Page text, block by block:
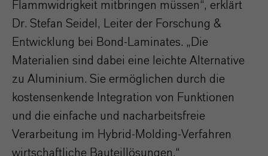
Flammwidrigkeit mitbringen müssen“, erklärt
Dr. Stefan Seidel, Leiter der Forschung &
Entwicklung bei Bond-Laminates. „Die
Materialien sind dabei eine leichte Alternative
zu Aluminium. Sie ermöglichen durch die
kostensenkende Integration von Funktionen
und die einfache und nacharbeitsfreie
Verarbeitung im Hybrid-Molding-Verfahren
wirtschaftliche Bauteillösungen.“